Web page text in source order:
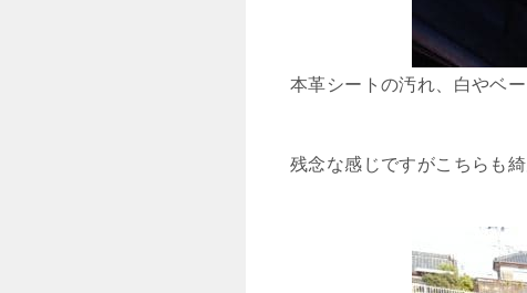
本革シートの汚れ、白やベ
残念な感じですがこちらも